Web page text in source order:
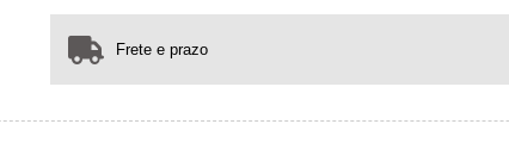
...
Frete e prazo